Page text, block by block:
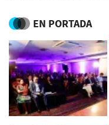
EN PORTADA